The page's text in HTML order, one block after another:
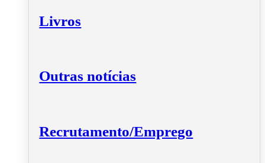
Livros
Outras notícias
Recrutamento/Emprego